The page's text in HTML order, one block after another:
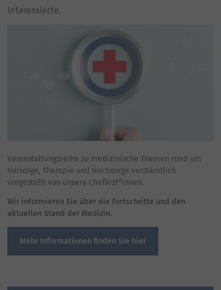
Interessierte.
Veranstaltungsreihe zu medizinische Themen rund um
Vorsorge, Therapie und Nachsorge verständlich
vorgestellt von unsere Chefärzt*innen.
Wir informieren Sie über die Fortschritte und den
aktuellen Stand der Medizin.
Mehr Informationen finden Sie hier